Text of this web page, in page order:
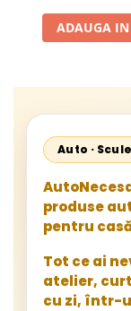
ADAUGA IN
Auto ·
produse
pentru
Tot ce ai
atelier,
cu zi, într-